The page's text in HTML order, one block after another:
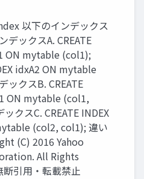
以下のインデックス
デックスA. CREATE
ON mytable (col1);
idxA2 ON mytable
ックスB. CREATE
ON mytable (col1,
クスC. CREATE INDEX
(col2, col1); 違い
(C) 2016 Yahoo
All Rights
断引用・転載禁止